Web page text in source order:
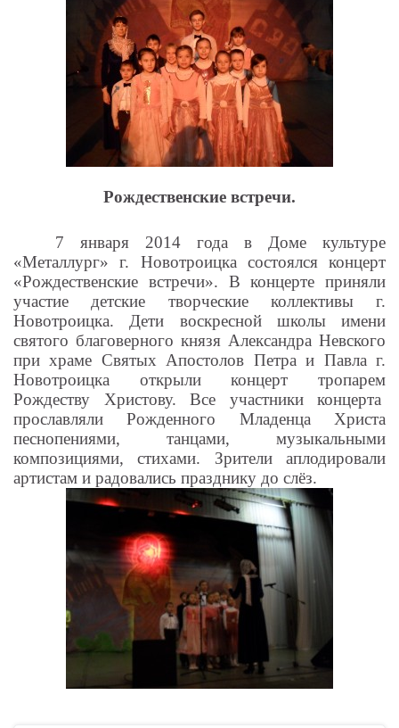
Рождественские встречи.
7 января 2014 года в Доме культуре
«Металлург» г. Новотроицка состоялся концерт
«Рождественские встречи». В концерте приняли
участие детские творческие коллективы г.
Новотроицка. Дети воскресной школы имени
святого благоверного князя Александра Невского
при храме Святых Апостолов Петра и Павла г.
Новотроицка открыли концерт тропарем
Рождеству Христову. Все участники концерта
прославляли Рожденного Младенца Христа
песнопениями, танцами, музыкальными
композициями, стихами. Зрители аплодировали
артистам и радовались празднику до слёз.